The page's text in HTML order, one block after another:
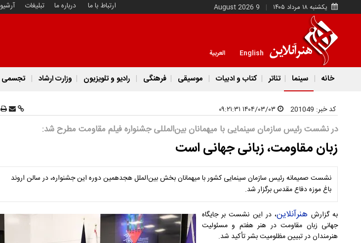
یکشنبه ۱۸ مرداد ۱۴۰۵ 9 August 2026 ارتباط با ما درباره ما تبلیغات آرشیو
English العربية
خانه سینما تئاتر کتاب و ادبیات موسیقی فرهنگی رادیو و تلویزیون وزارت ارشاد تجسمی
کد خبر: 201049
در نشست رئیس سازمان سینمایی با میهمانان بین‌المللی جشنواره فیلم مقاومت مطرح شد:
زبان مقاومت، زبانی جهانی است
نشست صمیمانه‌ رئیس سازمان سینمایی کشور با میهمانان بخش بین‌الملل هجدهمین دوره این جشنواره، در سالن اروند
باغ موزه دفاع مقدس برگزار شد.
به گزارش هنرآنلاین، در این نشست بر جایگاه
جهانی زبان مقاومت در هنر هفتم و مسئولیت
هنرمندان در تبیین مظلومیت بشر تأکید شد.